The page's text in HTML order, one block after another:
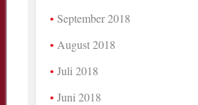
September 2018
August 2018
Juli 2018
Juni 2018